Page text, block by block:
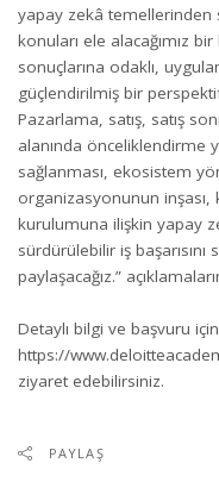
yapay zekâ temellerinden
konuları ele alacağımız
sonuçlarına odaklı,
güçlendirilmiş bir
Pazarlama, satış, satış
alanında önceliklendirme
sağlanması, ekosistem
organizasyonunun inşası,
kurulumuna ilişkin yapay
sürdürülebilir iş
paylaşacağız.”
Detaylı bilgi ve başvuru için
https://
ziyaret edebilirsiniz.
PAYLAŞ